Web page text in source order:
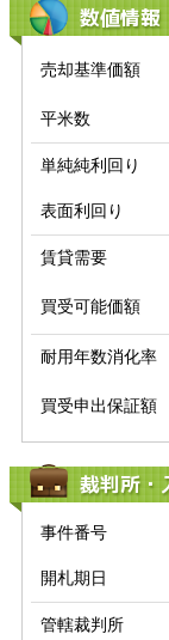
数値情報
売却基準価額
平米数
単純純利回り
表面利回り
賃貸需要
買受可能価額
耐用年数消化率
買受申出保証額
裁判所・
事件番号
開札期日
管轄裁判所